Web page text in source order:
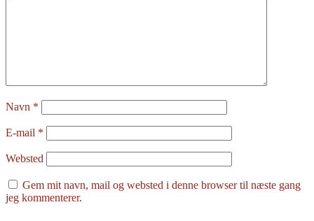
Navn *
E-mail *
Websted
Gem mit navn, mail og websted i denne browser til næste gang
jeg kommenterer.